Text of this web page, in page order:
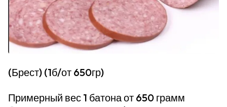
(Брест) (1б/от 650гр)
Примерный вес 1 батона от 650 грамм